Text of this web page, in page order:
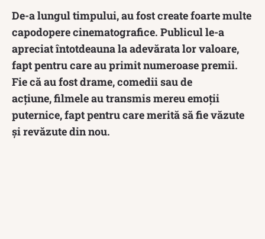
De-a lungul timpului, au fost create foarte multe
capodopere cinematografice. Publicul le-a
apreciat întotdeauna la adevărata lor valoare,
fapt pentru care au primit numeroase premii.
Fie că au fost drame, comedii sau de
acțiune, filmele au transmis mereu emoții
puternice, fapt pentru care merită să fie văzute
și revăzute din nou.